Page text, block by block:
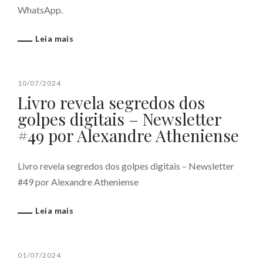
WhatsApp.
Leia mais
10/07/2024
Livro revela segredos dos
golpes digitais – Newsletter
#49 por Alexandre Atheniense
Livro revela segredos dos golpes digitais – Newsletter
#49 por Alexandre Atheniense
Leia mais
01/07/2024